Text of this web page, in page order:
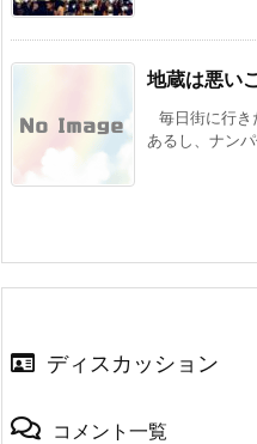
地蔵は悪い
毎日街に行き
あるし、ナン
ディスカッション
コメント一覧